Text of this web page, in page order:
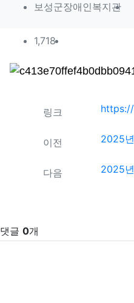
작성자 정보
보성군장애인복지관작성
컨텐츠 정보
1,718조회
본문
링크
이전 2025
다음 2025
댓글 0개